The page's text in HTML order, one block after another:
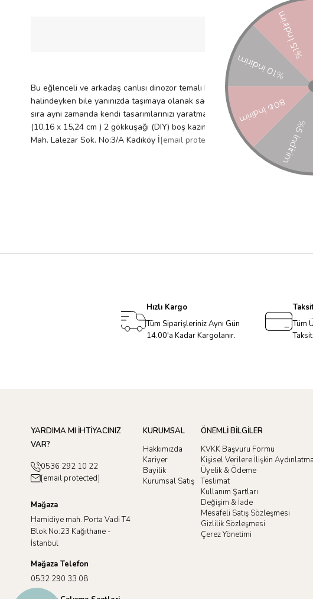
ÜRÜN ÖZELLIKLERI
Bu eğlenceli ve arkadaş canlısı dinozor temalı kazıma sanat kartları,
halindeyken bile yanınızda taşımaya olanak sağlayan boyutu ile bu mini
sıra aynı zamanda kendi tasarımlarınızı yaratmanız için 2 boş kart da
(10,16 x 15,24 cm ) 2 gökkuşağı (DIY) boş kazıma kartı (10,16 x 15,24
Mah. Lalezar Sok. No:3/A Kadıköy İ[email protected] şei: ÇİN Uygunluk
Hızlı Kargo
Tüm Siparişleriniz Aynı Gün
14.00'a Kadar Kargolanır.
Tüm
YARDIMA MI İHTİYACINIZ
VAR?
0536 292 10 22
[email protected]
Mağaza
Hamidiye mah. Porta Vadi T4
Blok No:23 Kağıthane -
İstanbul
Mağaza Telefon
0532 290 33 08
KURUMSAL
Hakkımızda
Kariyer
Bayilik
Kurumsal Satış
ÖNEMLİ BİLGİLER
KVKK Başvuru Formu
Kişisel Verilere İlişkin
Üyelik & Ödeme
Teslimat
Kullanım Şartları
Değişim & İade
Mesafeli Satış Sözleşmesi
Gizlilik Sözleşmesi
Çerez Yönetimi